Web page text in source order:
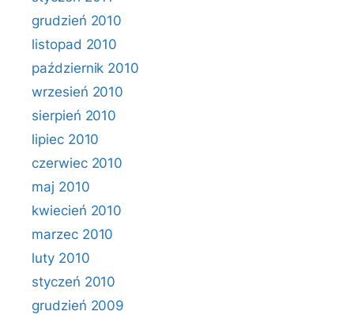
grudzień 2010
listopad 2010
październik 2010
wrzesień 2010
sierpień 2010
lipiec 2010
czerwiec 2010
maj 2010
kwiecień 2010
marzec 2010
luty 2010
styczeń 2010
grudzień 2009